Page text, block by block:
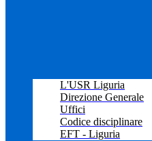
L'USR Liguria
Direzione Generale
Uffici
Codice disciplinare
EFT - Liguria